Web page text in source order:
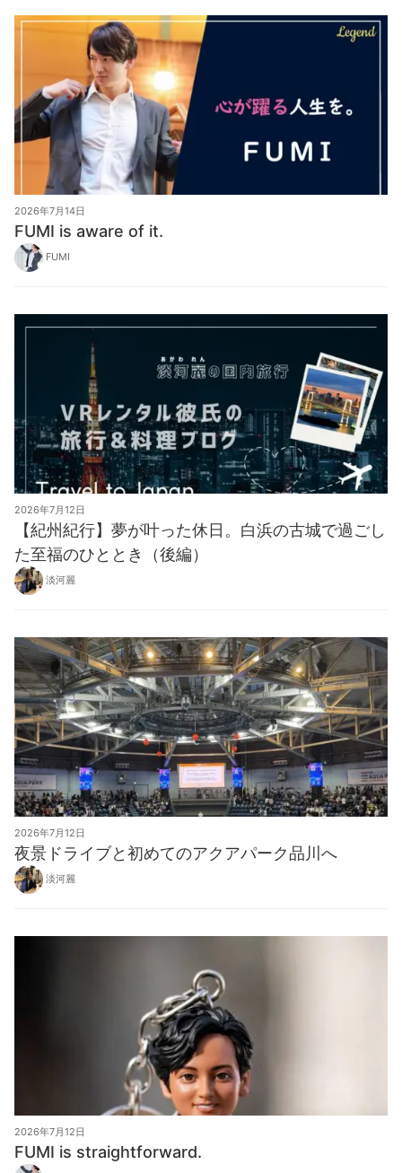
2026年7月14日
FUMI is aware of it.
FUMI
2026年7月12日
【紀州紀行】夢が叶った休日。白浜の古城で過ごし
た至福のひととき（後編）
淡河麗
2026年7月12日
夜景ドライブと初めてのアクアパーク品川へ
淡河麗
2026年7月12日
FUMI is straightforward.